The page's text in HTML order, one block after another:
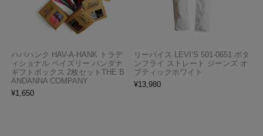
ハバハンク HAV-A-HANK トラデ
ィショナル ペイズリー バンダナ
ギフトボックス 2枚セットTHE B
ANDANNA COMPANY
¥1,650
リーバイス LEVI’S 501-0651 ボタ
ンフライ ストレート ジーンズ オ
プティックホワイト
¥13,980